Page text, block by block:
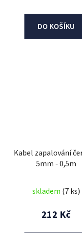
DO KOŠÍKU
Kabel zapalování
5mm - 0,5m
skladem (7 ks)
212 Kč